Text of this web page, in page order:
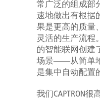
常广泛的组成部
速地做出有根据
果是更高的质量
灵活的生产流程
的智能联网创建
场景——从简单
是集中自动配置
我们CAPTRON